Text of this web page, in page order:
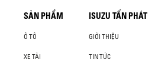
SẢN PHẨM
Ô TÔ
XE TẢI
ISUZU TẤN PHÁT
GIỚI THIỆU
TIN TỨC